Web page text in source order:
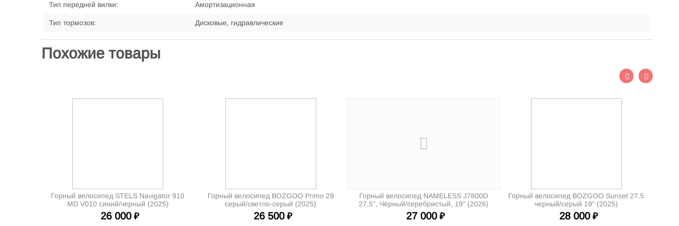
Тип передней вилки: Амортизационная
Тип тормозов: Дисковые, гидравлические
Похожие товары
Горный велосипед STELS Navigator 910
MD V010 синий/черный (2025)
26 000 ₽
Горный велосипед BOZGOO Primo 29
серый/светло-серый (2025)
26 500 ₽
Горный велосипед NAMELESS J7800D
27,5", Чёрный/серебристый, 19" (2026)
27 000 ₽
Горный велосипед BOZGOO Sunset 27.5
черный/серый 19" (2025)
28 000 ₽